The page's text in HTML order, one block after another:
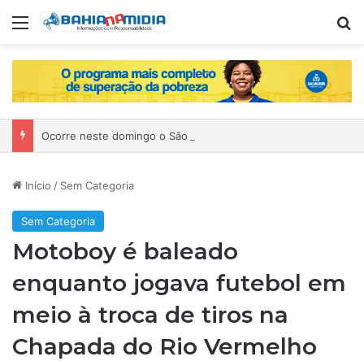
Menu
Início / Sem Categoria
Sem Categoria
Motoboy é baleado
enquanto jogava futebol em
meio à troca de tiros na
Chapada do Rio Vermelho